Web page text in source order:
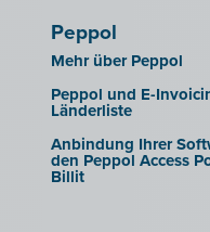
Peppol
Mehr über Peppol
Peppol und E-
Länderliste
Anbindung Ihrer
den Peppol Access
Billit